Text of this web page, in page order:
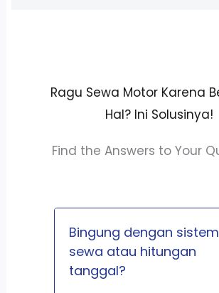
Ragu Sewa Motor Karena
Hal? Ini Solusinya!
Find the Answers to Your
Bingung dengan sistem
sewa atau hitungan
tanggal?